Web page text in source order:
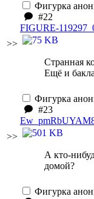
>>
Фигурка
#22
FIGURE-
Странная
Ещё и
>>
Фигурка
#23
А кто-
домой?
Фигурка